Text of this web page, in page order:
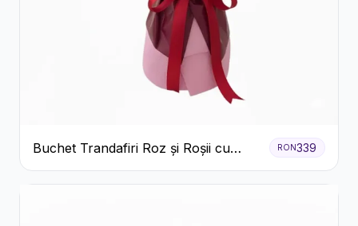
Buchet Trandafiri Roz și Roșii cu
Eucalipt și Gypsophila
RON339